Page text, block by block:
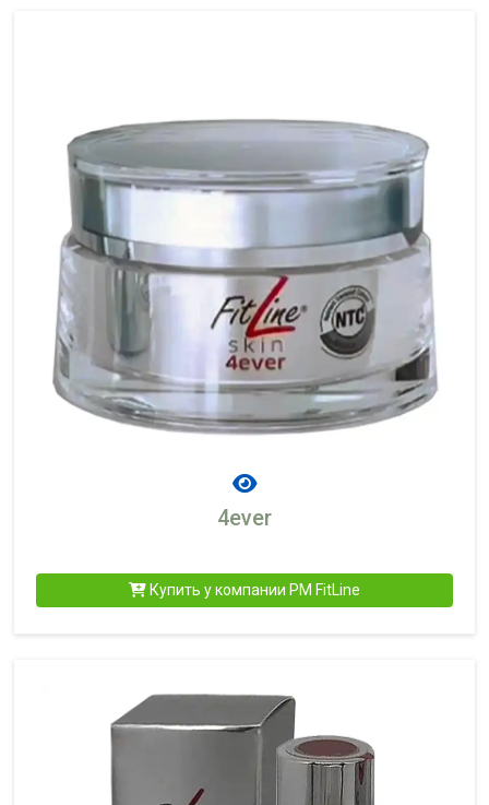
4ever
Купить у компании PM FitLine